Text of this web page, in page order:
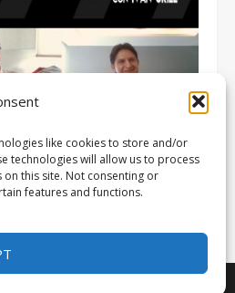
like cookies to store and/or
technologies will allow us to process
this site. Not consenting or
features and functions.
CON IVÁN URIEL T3E22:
RIVEROLL